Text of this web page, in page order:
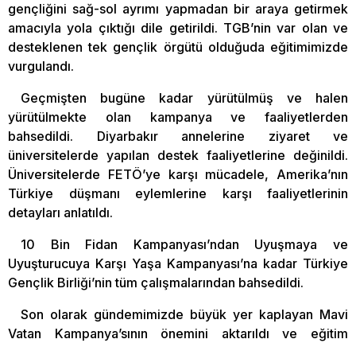
gençliğini sağ-sol ayrımı yapmadan bir araya getirmek
amacıyla yola çıktığı dile getirildi. TGB’nin var olan ve
desteklenen tek gençlik örgütü olduğuda eğitimimizde
vurgulandı.
Geçmişten bugüne kadar yürütülmüş ve halen
yürütülmekte olan kampanya ve faaliyetlerden
bahsedildi. Diyarbakır annelerine ziyaret ve
üniversitelerde yapılan destek faaliyetlerine değinildi.
Üniversitelerde FETÖ’ye karşı mücadele, Amerika’nın
Türkiye düşmanı eylemlerine karşı faaliyetlerinin
detayları anlatıldı.
10 Bin Fidan Kampanyası’ndan Uyuşmaya ve
Uyuşturucuya Karşı Yaşa Kampanyası’na kadar Türkiye
Gençlik Birliği’nin tüm çalışmalarından bahsedildi.
Son olarak gündemimizde büyük yer kaplayan Mavi
Vatan Kampanya’sının önemini aktarıldı ve eğitim